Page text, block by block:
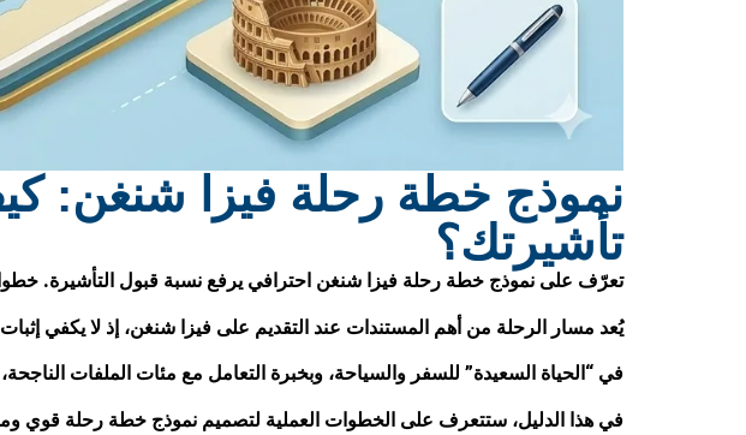
نموذج خطة رحلة فيزا شنغن:
تأشيرتك؟
تعرّف على نموذج خطة رحلة فيزا شنغن احترافي يرفع نسبة قبول التأشيرة.
يُعد مسار الرحلة من أهم المستندات عند التقديم على فيزا شنغن، إذ لا يكفي
في “الحياة السعيدة” للسفر والسياحة، وبخبرة التعامل مع مئات الملفات
في هذا الدليل، ستتعرف على الخطوات العملية لتصميم نموذج خطة رحلة قوي